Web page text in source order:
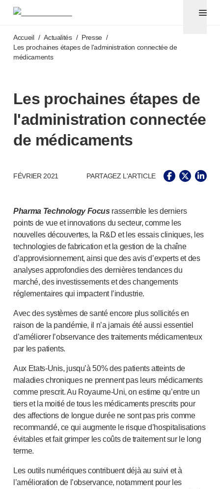
Aiguilles pour stylos et seringues avec aiguilles
®
Unifine Pentips
Unifine Pentips Plus
TriCare
Ponction veineuse
Unistik®VacuFlip
Tests auprès des patients
Unistik®3
Unistik
TinyTouch
Unilet ®
Santé pelvienne
Empelvic®
Amielle®Care
Amielle®Comfort
Rapport™
Soins oculaires
AutoDrop ®
Neuropathie
Neuropen
Monofilaments Neuropen
Neurotips
Aidaptus® autoinjecteur
EcoSafe®seringue de sécurité
Autoinjecteur réutilisable EcoSafe
® companion
Autoject
®
Autopen
Systèmes d’administration de médicaments
EcoSafe®
EcoSafe®seringue de sécurité
Accueil / Actualités / Presse /
Les prochaines étapes de l'administration connectée de
médicaments
Les prochaines étapes de
l'administration connectée
de médicaments
FÉVRIER 2021 PARTAGEZ L'ARTICLE
Pharma Technology Focus rassemble les derniers
points de vue et innovations du secteur, comme les
nouvelles découvertes, la R&D et les essais cliniques, les
technologies de fabrication et la gestion de la chaîne
d’approvisionnement, ainsi que des avis d’experts et des
analyses approfondies des dernières tendances du
marché, des investissements et des changements
réglementaires qui impactent l’industrie.
Avec des systèmes de santé encore plus sollicités en
raison de la pandémie, il n’a jamais été aussi essentiel
d’améliorer l’observance des traitements médicamenteux
par les patients.
Aux Etats-Unis, jusqu’à 50% des patients atteints de
maladies chroniques ne prennent pas leurs médicaments
comme prescrit. Au Royaume-Uni, on estime qu’entre un
tiers et la moitié de tous les médicaments prescrits pour
des affections de longue durée ne sont pas pris comme
recommandé, ce qui augmente le risque d’hospitalisations
évitables et fait grimper les coûts de traitement sur le long
terme.
Les outils numériques contribuent déjà au suivi et à
l’amélioration de l’observance, notamment pour les